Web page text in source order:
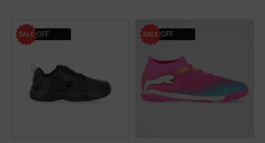
43% OFF 20% OFF